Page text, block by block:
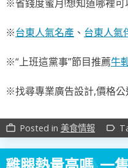
※省錢度蜜月!想知道哪裡可
※台東人氣名產、 台東人氣
※“上班這黨事”節目推薦牛
※找尋專業廣告設計,價格公
work_outline Posted in 美食情報 label_outline